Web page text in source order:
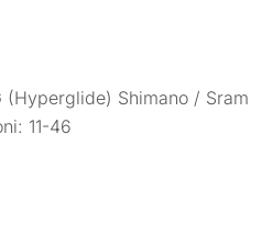
Shimano / Sram
11-46